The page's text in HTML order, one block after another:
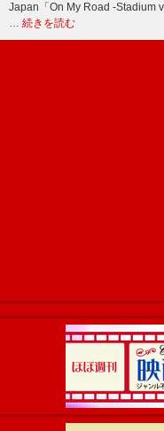
Japan「On My Road -Stadium
… 続きを読む